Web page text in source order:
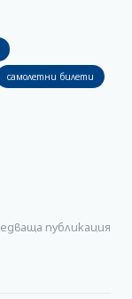
самолетни билети
публикация